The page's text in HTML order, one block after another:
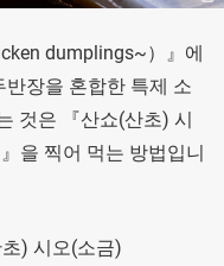
dumplings~）』에
반장을 혼합한 특제 소
것은 『산쇼(산초) 시
을 찍어 먹는 방법입니
) 시오(소금)